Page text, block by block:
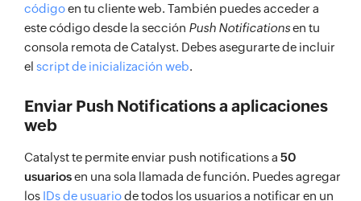
códigoen tu cliente web. También puedes acceder a
este código desde la sección Push Notificationsen tu
consola remota de Catalyst. Debes asegurarte de incluir
el script de inicialización web.
Enviar Push Notifications a aplicaciones
web
Catalyst te permite enviar push notifications a 50
usuariosen una sola llamada de función. Puedes agregar
los IDs de usuariode todos los usuarios a notificar en un